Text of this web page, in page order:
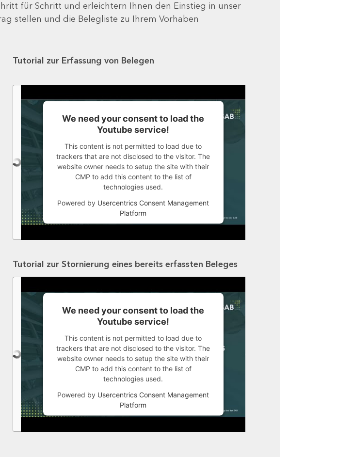
für Schritt und erleichtern Ihnen den Einstieg in unser
stellen und die Belegliste zu Ihrem Vorhaben
Tutorial zur Erfassung von Belegen
We need your consent to load the
Youtube service!
This content is not permitted to load due to
trackers that are not disclosed to the visitor. The
website owner needs to setup the site with their
CMP to add this content to the list of
technologies used.
Powered by Usercentrics Consent Management
Platform
Tutorial zur Stornierung eines bereits erfassten Beleges
We need your consent to load the
Youtube service!
This content is not permitted to load due to
trackers that are not disclosed to the visitor. The
website owner needs to setup the site with their
CMP to add this content to the list of
technologies used.
Powered by Usercentrics Consent Management
Platform